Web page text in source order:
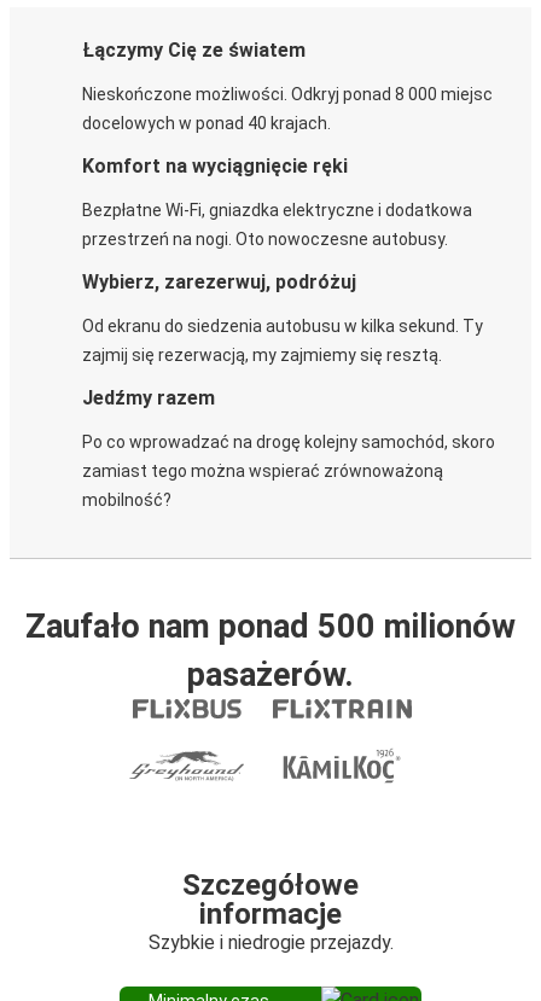
Łączymy Cię ze światem
Nieskończone możliwości. Odkryj ponad 8 000 miejsc
docelowych w ponad 40 krajach.
Komfort na wyciągnięcie ręki
Bezpłatne Wi-Fi, gniazdka elektryczne i dodatkowa
przestrzeń na nogi. Oto nowoczesne autobusy.
Wybierz, zarezerwuj, podróżuj
Od ekranu do siedzenia autobusu w kilka sekund. Ty
zajmij się rezerwacją, my zajmiemy się resztą.
Jedźmy razem
Po co wprowadzać na drogę kolejny samochód, skoro
zamiast tego można wspierać zrównoważoną
mobilność?
Zaufało nam ponad 500 milionów
pasażerów.
Szczegółowe
informacje
Szybkie i niedrogie przejazdy.